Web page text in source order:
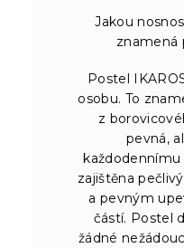
Jakou
znamená
Postel
osobu. To
z
pevná,
každodennímu
zajištěna
a pevným
částí. Postel
žádné